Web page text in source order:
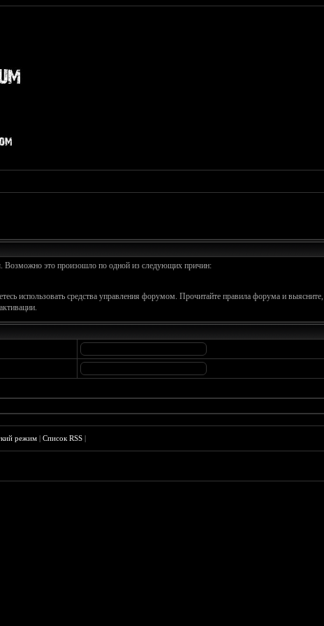
Возможно это произошло по одной из следующих причин:
использовать средства управления форумом. Прочитайте правила форума и
режим |Список RSS |